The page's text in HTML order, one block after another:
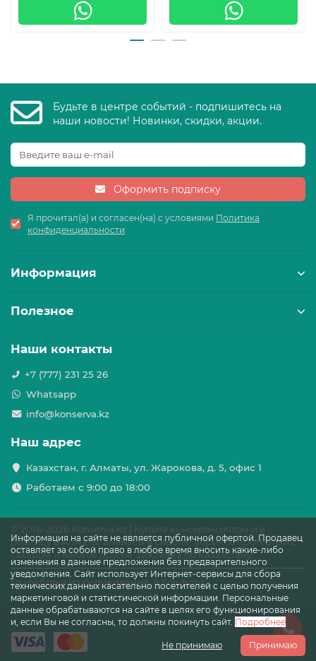
Информация на сайте не является публичной офертой. Продавец
оставляет за собой право в любое время вносить какие-либо
изменения в данные предложения без предварительного
уведомления. Сайт использует Интернет-сервисы для сбора
технических данных касательно посетителей с целью получения
маркетинговой и статистической информации. Персональные
данные обрабатываются на сайте в целях его функционирования
и, если Вы не согласны, то должны покинуть сайт. Подробнее
Не принимаю Принимаю
Будьте в центре событий - подпишитесь на
наши новости! Новинки, скидки, акции.
Оформить подписку
Я прочитал(а) и согласен(на) с условиями Политика
конфиденциальности
Информация
Полезное
Наши контакты
+7 (777) 231 25 26
Whatsapp
info@konserva.kz
Наш адрес
Казахстан, г. Алматы, ул. Жарокова, д. 5, офис 1
Работаем с 9:00 до 18:00
© 2014-2026 Konserva.kz | Купите консервы оптом и в
розницу в Алматы: ананасы в сиропе, абрикос протёртый с
сахаром и многое другое. Доставка по Казахстану!
Разработка и обслуживание: It Solutions